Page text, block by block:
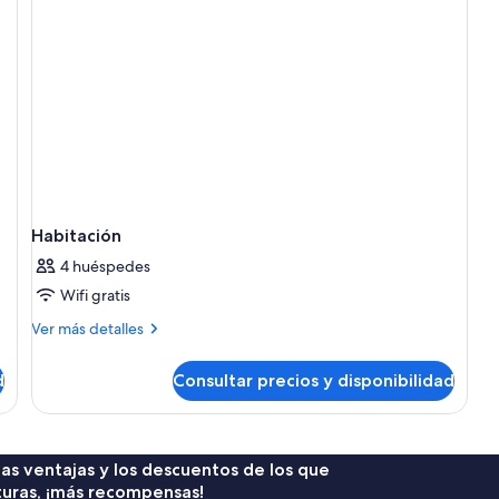
Habitación
4 huéspedes
Wifi gratis
Ver más detalles
Más
Consultar precios y disponibilidad
ventajas y los descuentos de los que
¡más recompensas!